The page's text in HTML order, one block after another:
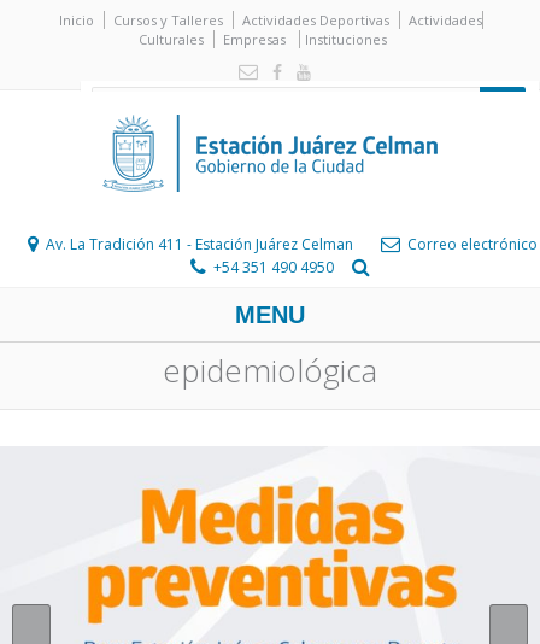
Inicio Cursos y Talleres Actividades Deportivas
Actividades
Culturales
Empresas Instituciones
Av. La Tradición 411 - Estación Juárez Celman
Correo electrónico
+54 351 490 4950
MENU
epidemiológica